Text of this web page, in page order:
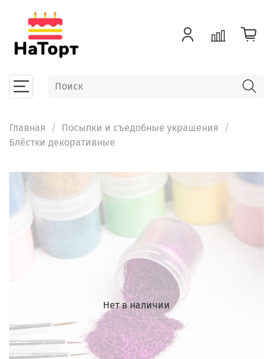
Главная
Посыпки и съедобные украшения
Блёстки декоративные
Нет в наличии